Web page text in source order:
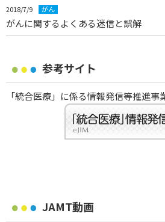
2018/7/9 がん
がんに関するよくある迷信と誤解
参考サイト
「統合医療」に係る情報発信等推進事
JAMT動画